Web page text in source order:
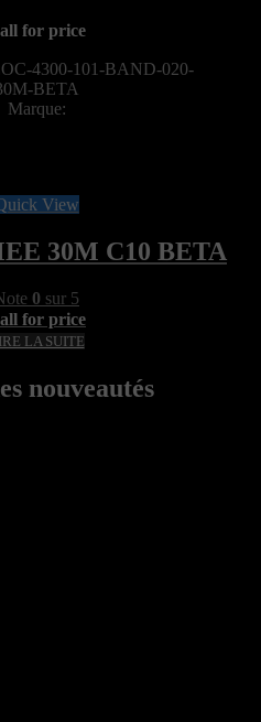
for price
4300-101-BAND-020-
BETA
Marque:
View
30M C10 BETA
0 sur 5
for price
LA SUITE
nouveautés